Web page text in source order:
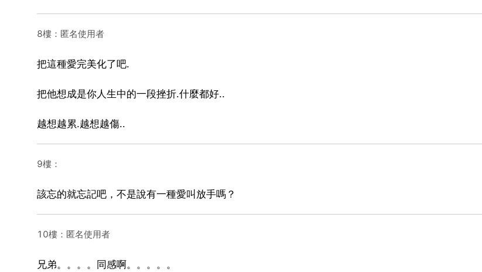
8樓：匿名使用者
把這種愛完美化了吧.
把他想成是你人生中的一段挫折.什麼都好..
越想越累.越想越傷..
9樓：
該忘的就忘記吧，不是說有一種愛叫放手嗎？
10樓：匿名使用者
兄弟。。。。同感啊。。。。。